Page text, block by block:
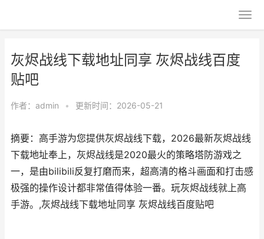
灰烬战线下载地址同享 灰烬战线百度
贴吧
作者： admin • 更新时间：2026-05-21
摘要：高手游为您提供灰烬战线下载，2026最新灰烬战线
下载地址奉上，灰烬战线是2020最火的策略塔防游戏之
一，是由bilibili反复打磨而来，超高清的格斗画面和打击感
极强的操作设计都非常值得体验一番。玩灰烬战线就上高
手游。,灰烬战线下载地址同享 灰烬战线百度贴吧